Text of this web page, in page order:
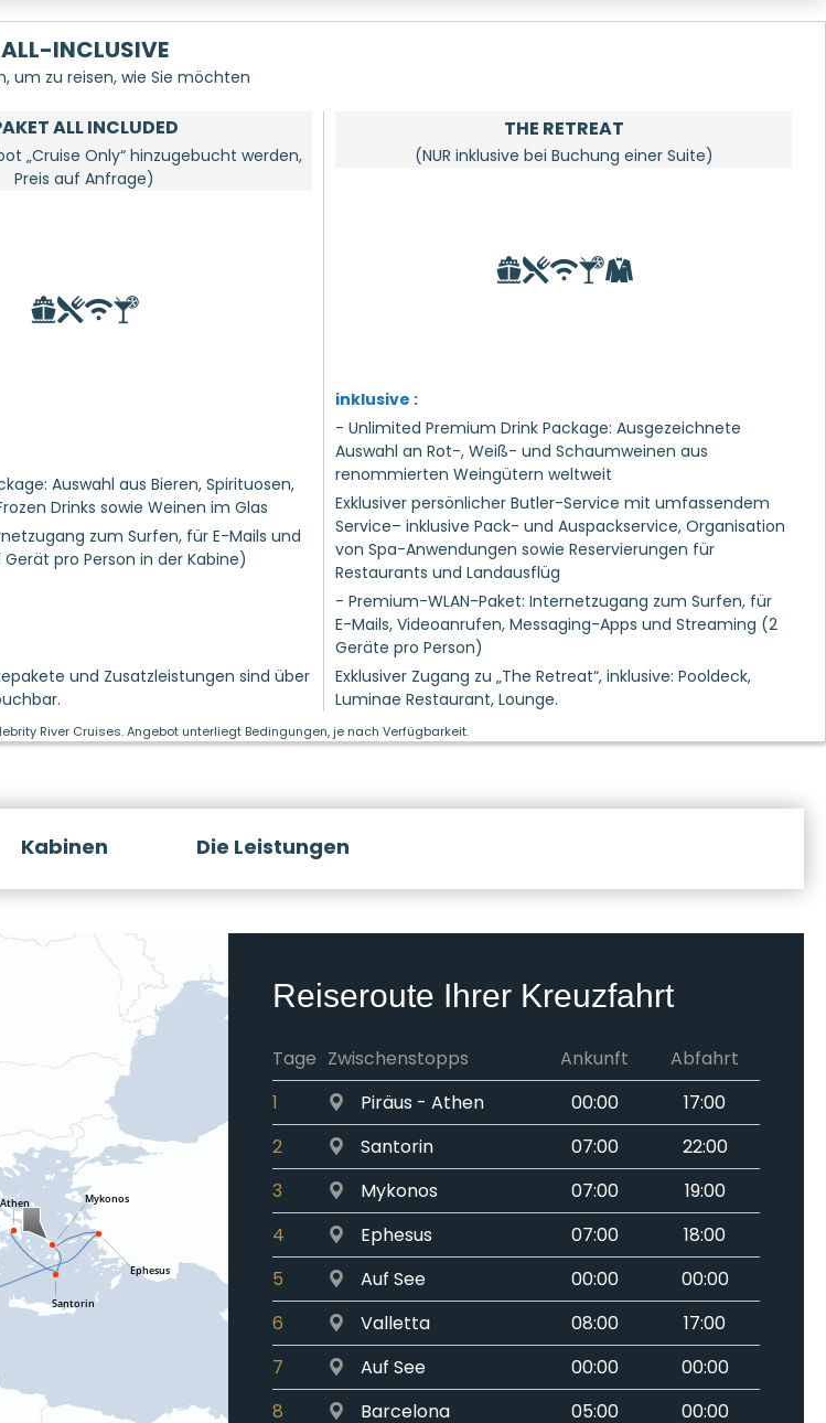
ALL-INCLUSIVE
um zu reisen, wie Sie möchten
ALL INCLUDED
„Cruise Only“ hinzugebucht werden,
Preis auf Anfrage)
Auswahl aus Bieren, Spirituosen,
Drinks sowie Weinen im Glas
zum Surfen, für E-Mails und
pro Person in der Kabine)
und Zusatzleistungen sind über
THE RETREAT
(NUR inklusive bei Buchung einer Suite)
inklusive :
- Unlimited Premium Drink Package: Ausgezeichnete
Auswahl an Rot-, Weiß- und Schaumweinen aus
renommierten Weingütern weltweit
Exklusiver persönlicher Butler-Service mit umfassendem
Service– inklusive Pack- und Auspackservice, Organisation
von Spa-Anwendungen sowie Reservierungen für
Restaurants und Landausflüg
- Premium-WLAN-Paket: Internetzugang zum Surfen, für
E-Mails, Videoanrufen, Messaging-Apps und Streaming (2
Geräte pro Person)
Exklusiver Zugang zu „The Retreat“, inklusive: Pooldeck,
Luminae Restaurant, Lounge.
River Cruises. Angebot unterliegt Bedingungen, je nach Verfügbarkeit.
Kabinen Die Leistungen
Reiseroute Ihrer Kreuzfahrt
Tage Zwischenstopps Ankunft
Abfahrt
1
Piräus - Athen 00:00
17:00
2
Santorin 07:00
22:00
3
Mykonos 07:00
19:00
4
Ephesus 07:00
18:00
5
Auf See 00:00
00:00
6
Valletta 08:00
17:00
7
Auf See 00:00
00:00
8
Barcelona 05:00 00:00